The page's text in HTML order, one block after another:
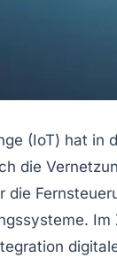
(IoT) hat
die
die